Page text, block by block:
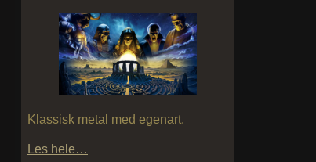
Klassisk metal med egenart.
Les hele…